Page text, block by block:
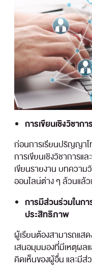
การเขียนเชิงวิชาก
ก่อนการเรียนปริญญาโ
การเขียนเชิงวิชาการแ
เขียนรายงาน บทความ
ออนไลน์ต่าง ๆ ล้วนแล้
การมีส่วนร่วมในก
ประสิทธิภาพ
ผู้เรียนต้องสามารถแส
เสนอมุมมองที่มีเหตุผล
คิดเห็นของผู้อื่น และมี